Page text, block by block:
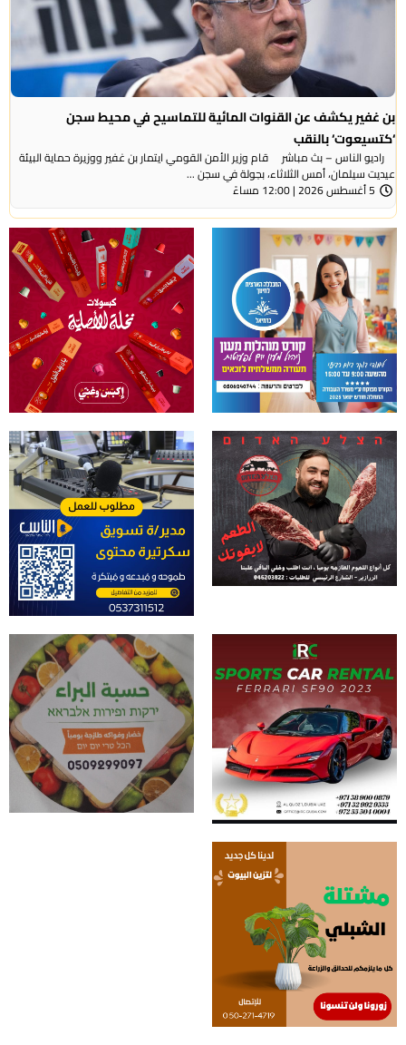
بن غفير يكشف عن القنوات المائية للتماسيح في محيط سجن
‘كتسيعوت‘ بالنقب
راديو الناس – بث مباشر قام وزير الأمن القومي ايتمار بن غفير ووزيرة حماية البيئة
عيديت سيلمان، أمس الثلاثاء، بجولة في سجن ...
5 أغسطس 2026 | 12:00 مساءً